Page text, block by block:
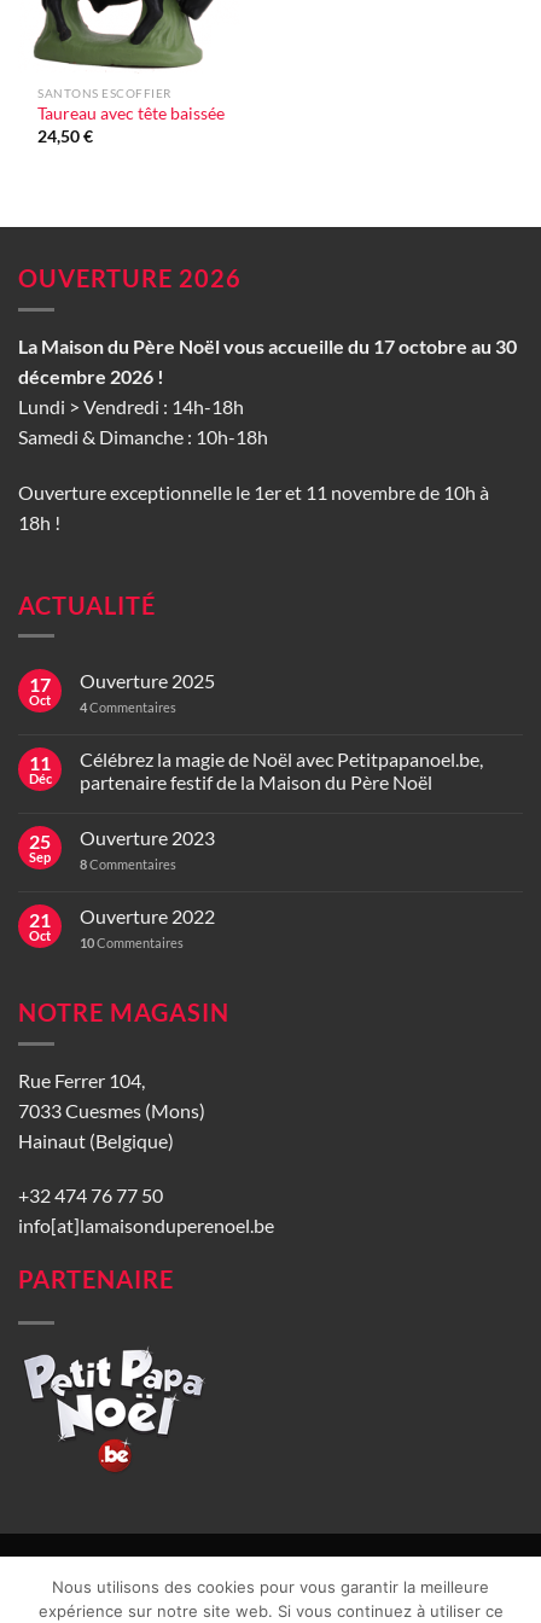
SANTONS ESCOFFIER
Taureau avec tête baissée
24,50€
OUVERTURE 2026
La Maison du Père Noël vous accueille du 17 octobre au 30
décembre 2026 !
Lundi > Vendredi : 14h-18h
Samedi & Dimanche : 10h-18h
Ouverture exceptionnelle le 1er et 11 novembre de 10h à
18h !
ACTUALITÉ
17
Oct
Ouverture 2025
4Commentaires
11
Déc
Célébrez la magie de Noël avec Petitpapanoel.be,
partenaire festif de la Maison du Père Noël
25
Sep
Ouverture 2023
8Commentaires
21
Oct
Ouverture 2022
10Commentaires
NOTRE MAGASIN
Rue Ferrer 104,
7033 Cuesmes (Mons)
Hainaut (Belgique)
+32 474 76 77 50
info[at]lamaisonduperenoel.be
PARTENAIRE
CGU| Vie privée| TVA : BE0840965749 | Site web réalisé par
Nous utilisons des cookies pour vous garantir la meilleure
expérience sur notre site web. Si vous continuez à utiliser ce